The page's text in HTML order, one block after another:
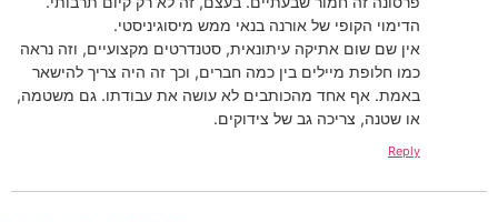
הדימוי הקופי של אורנה בנאי ממש מיסוגיניסטי.
אין שם שום אתיקה עיתונאית, סטנדרטים מקצועיים, וזה נראה
כמו חלופת מיילים בין כמה חברים, וכך זה היה צריך להישאר
באמת. אף אחד מהכותבים לא עושה את עבודתו. גם משטמה,
או שטנה, צריכה גב של צידוקים.
Reply